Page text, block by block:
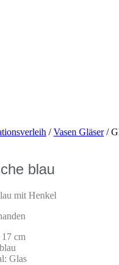
/Vasen Gläser/
blau
mit Henkel
cm
Glas